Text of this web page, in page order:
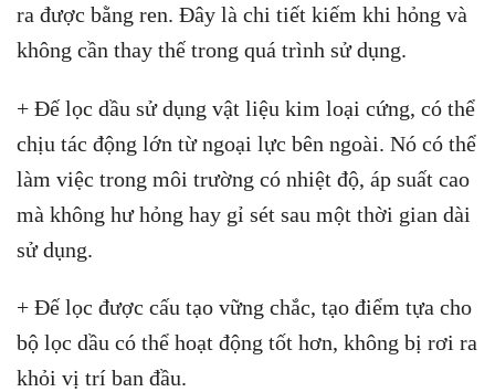
ra được bằng ren. Đây là chi tiết kiếm khi hỏng và
không cần thay thế trong quá trình sử dụng.
+ Đế lọc dầu sử dụng vật liệu kim loại cứng, có thể
chịu tác động lớn từ ngoại lực bên ngoài. Nó có thể
làm việc trong môi trường có nhiệt độ, áp suất cao
mà không hư hỏng hay gỉ sét sau một thời gian dài
sử dụng.
+ Đế lọc được cấu tạo vững chắc, tạo điểm tựa cho
bộ lọc dầu có thể hoạt động tốt hơn, không bị rơi ra
khỏi vị trí ban đầu.